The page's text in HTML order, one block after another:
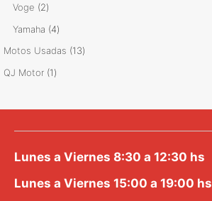
Voge 22
productos
Yamaha 44
productos
Motos Usadas 1313
QJ Motor 11
Lunes a Viernes 8:30 a 12:30 hs
Lunes a Viernes 15:00 a 19:00 hs